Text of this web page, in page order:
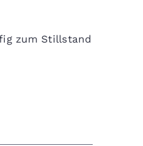
zum Stillstand